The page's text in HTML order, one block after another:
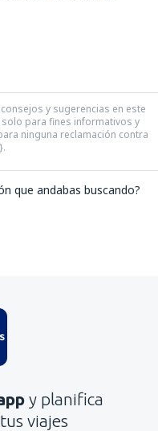
y sugerencias en este
para fines informativos y
ninguna reclamación contra
que andabas buscando?
y planifica
viajes